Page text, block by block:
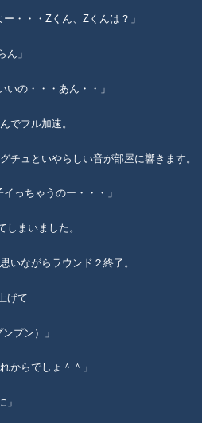
・・・Zくん、Zくんは？」
ん」
いの・・・あん・・」
でフル加速。
チュといやらしい音が部屋に響きます。
っちゃうのー・・・」
しまいました。
いながらラウンド２終了。
げて
プン）」
からでしょ＾＾」
」